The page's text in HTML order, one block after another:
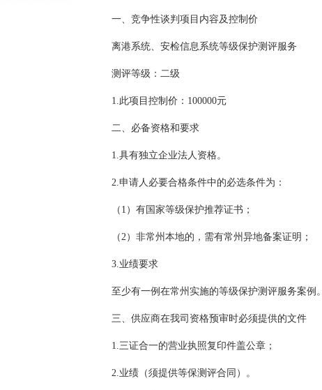
一、竞争性谈判项目内容及控制价
离港系统、安检信息系统等级保护测评服务
测评等级：二级
1.此项目控制价：100000元
二、必备资格和要求
1.具有独立企业法人资格。
2.申请人必要合格条件中的必选条件为：
（1）有国家等级保护推荐证书；
（2）非常州本地的，需有常州异地备案证明；
3.业绩要求
至少有一例在常州实施的等级保护测评服务案例。
三、供应商在我司资格预审时必须提供的文件
1.三证合一的营业执照复印件盖公章；
2.业绩（须提供等保测评合同）。